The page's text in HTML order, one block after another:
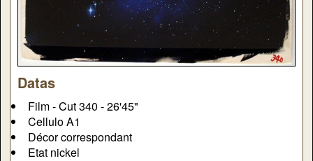
Datas
Film - Cut 340 - 26'45"
Cellulo A1
Décor correspondant
Etat nickel